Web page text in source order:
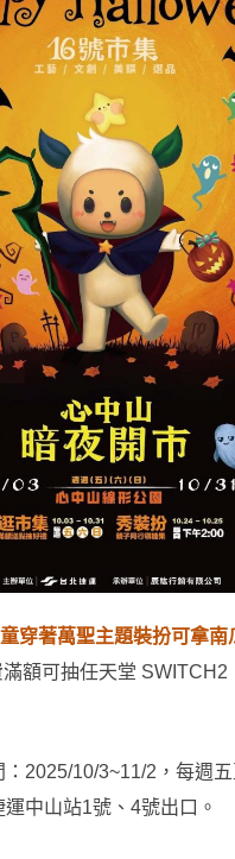
穿著萬聖主題裝扮可拿南
滿額可抽任天堂 SWITCH2
：2025/10/3~11/2，每週五
運中山站1號、4號出口。